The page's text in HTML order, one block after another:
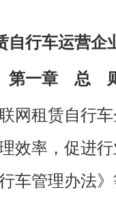
自行车运营企
第一章 总
网租赁自行
效率，促进
车管理办法